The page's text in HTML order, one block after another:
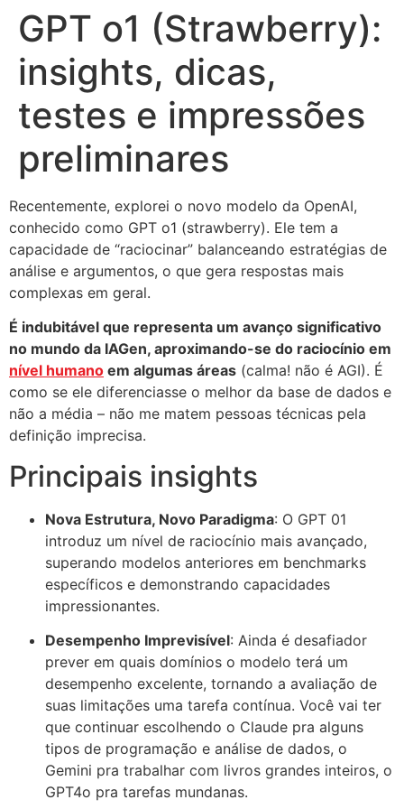
GPT o1 (Strawberry):
insights, dicas,
testes e impressões
preliminares
Recentemente, explorei o novo modelo da OpenAI,
conhecido como GPT o1 (strawberry). Ele tem a
capacidade de “raciocinar” balanceando estratégias de
análise e argumentos, o que gera respostas mais
complexas em geral.
É indubitável que representa um avanço significativo
no mundo da IAGen, aproximando-se do raciocínio em
nível humano em algumas áreas (calma! não é AGI). É
como se ele diferenciasse o melhor da base de dados e
não a média – não me matem pessoas técnicas pela
definição imprecisa.
Principais insights
Nova Estrutura, Novo Paradigma: O GPT 01
introduz um nível de raciocínio mais avançado,
superando modelos anteriores em benchmarks
específicos e demonstrando capacidades
impressionantes.
Desempenho Imprevisível: Ainda é desafiador
prever em quais domínios o modelo terá um
desempenho excelente, tornando a avaliação de
suas limitações uma tarefa contínua. Você vai ter
que continuar escolhendo o Claude pra alguns
tipos de programação e análise de dados, o
Gemini pra trabalhar com livros grandes inteiros, o
GPT4o pra tarefas mundanas.